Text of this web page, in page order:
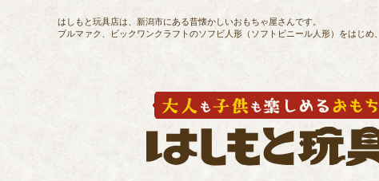
はしもと玩具店は、新潟市にある昔懐かしいおもちゃ屋さんです。
ブルマァク、ビックワンクラフトのソフビ人形（ソフトビニール人形）をはじめ、